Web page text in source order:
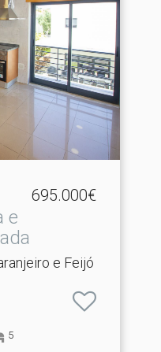
695.000€
e
e Feijó
5